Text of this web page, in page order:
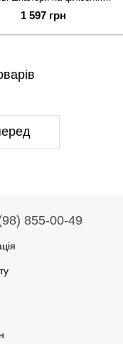
1 597 грн
855-00-49